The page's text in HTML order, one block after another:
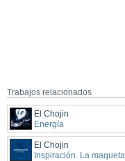
Trabajos relacionados
El Chojin
Energía
El Chojin
Inspiración. La maqueta